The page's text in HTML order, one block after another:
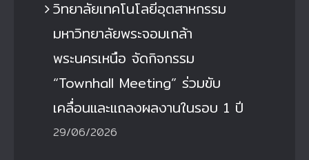
วิทยาลัยเทคโนโลยีอุตสาหกรรม
มหาวิทยาลัยพระจอมเกล้า
พระนครเหนือ จัดกิจกรรม
“Townhall Meeting” ร่วมขับ
เคลื่อนและแถลงผลงานในรอบ 1 ปี
29/06/2026